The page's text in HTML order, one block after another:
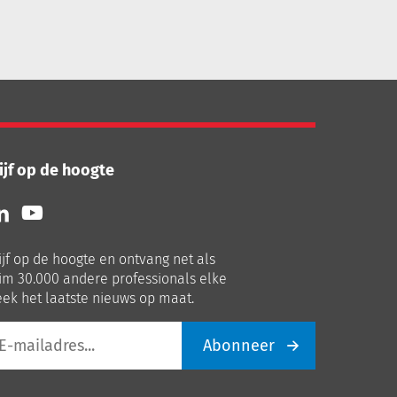
op de hoogte
Volg
ons
Youtube
op de hoogte en ontvang net als
30.000 andere professionals elke
het laatste nieuws op maat.
Abonneer